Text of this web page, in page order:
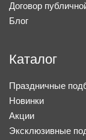
Договор
Блог
Каталог
Праздничные
Новинки
Акции
Эксклюзивные